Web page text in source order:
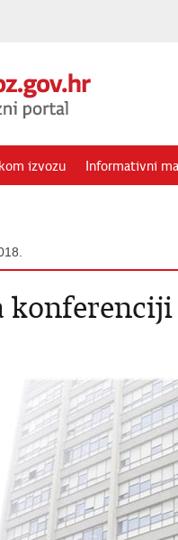
izvozu Informativni